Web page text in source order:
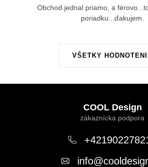
VŠETKY
Obchod jednal priamo, a
poriadku...ďakujem.
COOL Design
info@